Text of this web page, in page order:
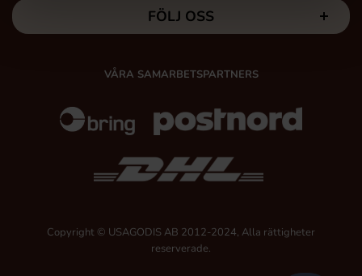
FÖLJ OSS
VÅRA SAMARBETSPARTNERS
Copyright © USAGODIS AB 2012-2024, Alla rättigheter
reserverade.